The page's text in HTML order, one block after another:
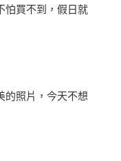
怕買不到，假日就
的照片，今天不想